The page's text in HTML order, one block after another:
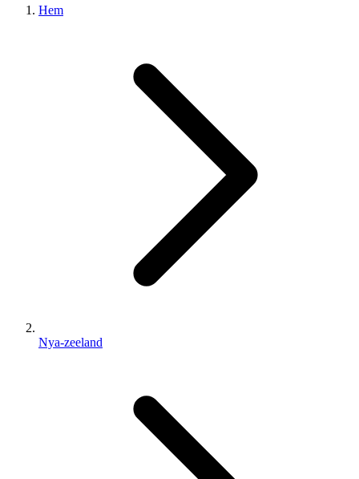
Hem
Nya-zeeland